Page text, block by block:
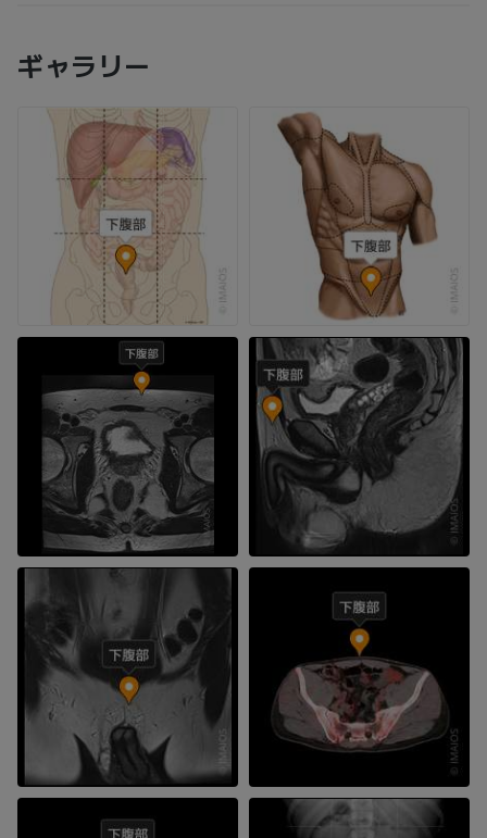
ギャラリー